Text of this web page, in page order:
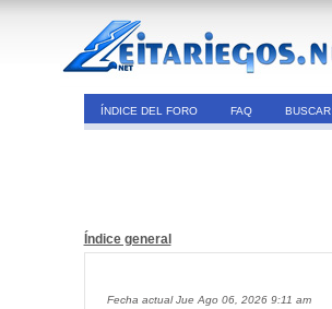
ÍNDICE DEL FORO FAQ BUSCAR
Índice general
Fecha actual Jue Ago 06, 2026 9:11 am